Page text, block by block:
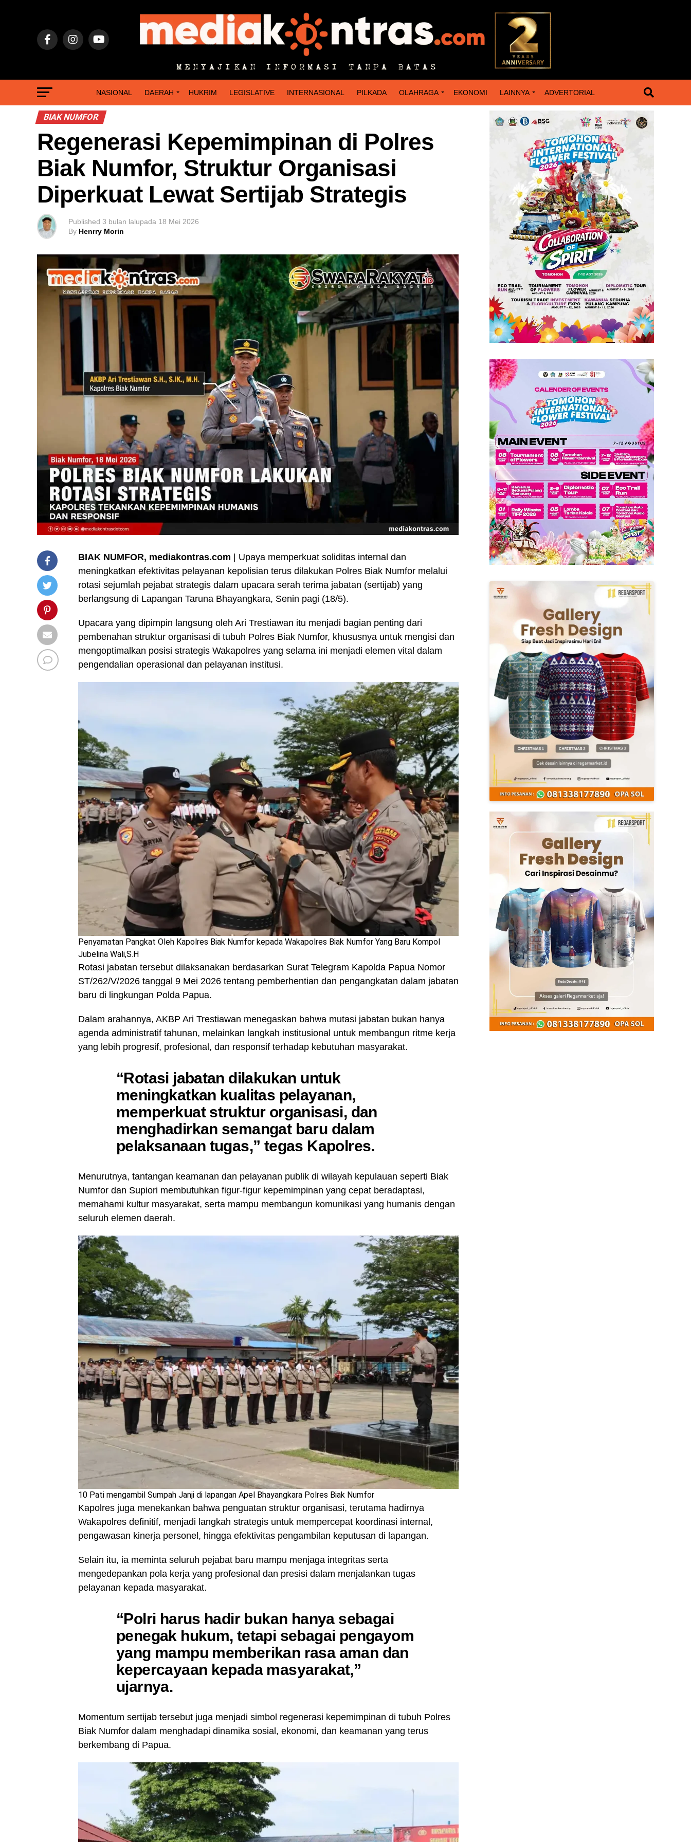
NASIONAL DAERAH HUKRIM LEGISLATIVE INTERNASIONAL PILKADA OLAHRAGA EKONOMI LAINNYA ADVERTORIAL
BIAK NUMFOR
Regenerasi Kepemimpinan di Polres
Biak Numfor, Struktur Organisasi
Diperkuat Lewat Sertijab Strategis
Published 3 bulan lalupada 18 Mei 2026
By Henrry Morin
BIAK NUMFOR, mediakontras.com | Upaya memperkuat soliditas internal dan
meningkatkan efektivitas pelayanan kepolisian terus dilakukan Polres Biak Numfor melalui
rotasi sejumlah pejabat strategis dalam upacara serah terima jabatan (sertijab) yang
berlangsung di Lapangan Taruna Bhayangkara, Senin pagi (18/5).
Upacara yang dipimpin langsung oleh Ari Trestiawan itu menjadi bagian penting dari
pembenahan struktur organisasi di tubuh Polres Biak Numfor, khususnya untuk mengisi dan
mengoptimalkan posisi strategis Wakapolres yang selama ini menjadi elemen vital dalam
pengendalian operasional dan pelayanan institusi.
Penyamatan Pangkat Oleh Kapolres Biak Numfor kepada Wakapolres Biak Numfor Yang Baru Kompol
Jubelina Wali,S.H
Rotasi jabatan tersebut dilaksanakan berdasarkan Surat Telegram Kapolda Papua Nomor
ST/262/V/2026 tanggal 9 Mei 2026 tentang pemberhentian dan pengangkatan dalam jabatan
baru di lingkungan Polda Papua.
Dalam arahannya, AKBP Ari Trestiawan menegaskan bahwa mutasi jabatan bukan hanya
agenda administratif tahunan, melainkan langkah institusional untuk membangun ritme kerja
yang lebih progresif, profesional, dan responsif terhadap kebutuhan masyarakat.
“Rotasi jabatan dilakukan untuk
meningkatkan kualitas pelayanan,
memperkuat struktur organisasi, dan
menghadirkan semangat baru dalam
pelaksanaan tugas,” tegas Kapolres.
Menurutnya, tantangan keamanan dan pelayanan publik di wilayah kepulauan seperti Biak
Numfor dan Supiori membutuhkan figur-figur kepemimpinan yang cepat beradaptasi,
memahami kultur masyarakat, serta mampu membangun komunikasi yang humanis dengan
seluruh elemen daerah.
10 Pati mengambil Sumpah Janji di lapangan Apel Bhayangkara Polres Biak Numfor
Kapolres juga menekankan bahwa penguatan struktur organisasi, terutama hadirnya
Wakapolres definitif, menjadi langkah strategis untuk mempercepat koordinasi internal,
pengawasan kinerja personel, hingga efektivitas pengambilan keputusan di lapangan.
Selain itu, ia meminta seluruh pejabat baru mampu menjaga integritas serta
mengedepankan pola kerja yang profesional dan presisi dalam menjalankan tugas
pelayanan kepada masyarakat.
“Polri harus hadir bukan hanya sebagai
penegak hukum, tetapi sebagai pengayom
yang mampu memberikan rasa aman dan
kepercayaan kepada masyarakat,”
ujarnya.
Momentum sertijab tersebut juga menjadi simbol regenerasi kepemimpinan di tubuh Polres
Biak Numfor dalam menghadapi dinamika sosial, ekonomi, dan keamanan yang terus
berkembang di Papua.